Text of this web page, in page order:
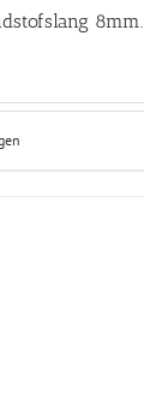
8mm.